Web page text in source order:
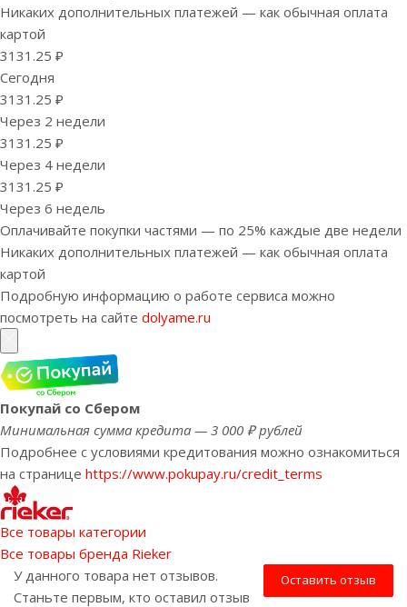
Никаких дополнительных платежей — как обычная оплата
картой
3131.25 ₽
Сегодня
3131.25 ₽
Через 2 недели
3131.25 ₽
Через 4 недели
3131.25 ₽
Через 6 недель
Оплачивайте покупки частями — по 25% каждые две недели
Никаких дополнительных платежей — как обычная оплата
картой
Подробную информацию о работе сервиса можно
посмотреть на сайте dolyame.ru
Покупай со Сбером
Минимальная сумма кредита — 3 000 ₽ рублей
Подробнее с условиями кредитования можно ознакомиться
на странице https://www.pokupay.ru/credit_terms
Все товары категории
Все товары бренда Rieker
Оставить отзыв
У данного товара нет отзывов.
Станьте первым, кто оставил отзыв